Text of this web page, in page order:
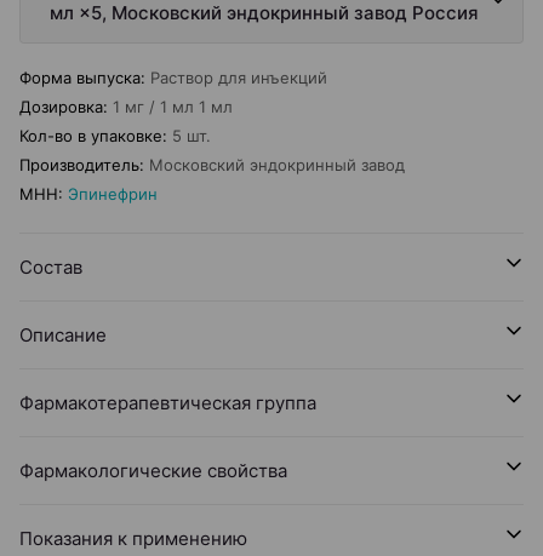
мл ×5, Московский эндокринный завод Россия
Форма выпуска: Раствор для инъекций
Дозировка: 1 мг / 1 мл 1 мл
Кол-во в упаковке: 5 шт.
Производитель: Московский эндокринный завод
МНН: Эпинефрин
Состав
Описание
Фармакотерапевтическая группа
Фармакологические свойства
Показания к применению